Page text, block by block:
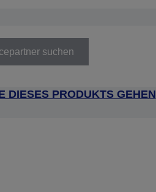
suchen
DIESES PRODUKTS GEHEN